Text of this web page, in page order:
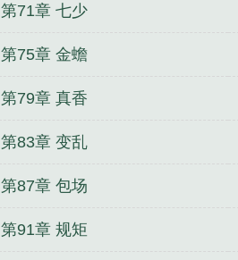
第71章 七少
第75章 金蟾
第79章 真香
第83章 变乱
第87章 包场
第91章 规矩